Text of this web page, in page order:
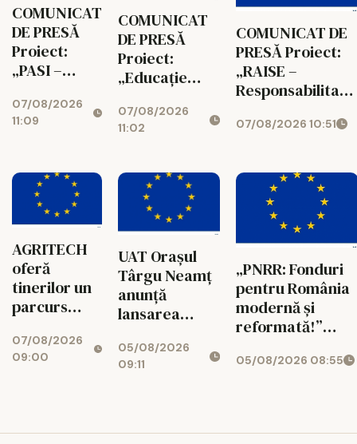
COMUNICAT
DE PRESĂ
Proiect:
„PASI –
pentru
Acces,
Cod SMIS:
351753
07/08/2026
11:09
COMUNICAT
DE PRESĂ
Proiect:
„Educație
Sprijin pentru
Fiecare” Cod
07/08/2026
11:02
COMUNICAT DE
PRESĂ Proiect:
„RAISE –
Incluziune,
Cod SMIS:
350622
07/08/2026 10:51
AGRITECH
oferă
tinerilor un
parcurs
conectat cu
realitatea
07/08/2026
09:00
UAT Orașul
Târgu Neamț
anunță
lansarea
„Creșterea
atractivității
și dezvoltarea
05/08/2026
09:11
„PNRR: Fonduri
pentru România
modernă și
reformată!”
model de
05/08/2026 08:55